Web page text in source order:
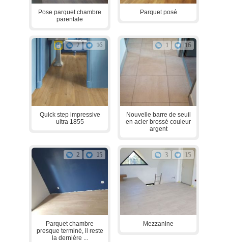
Pose parquet chambre
parentale
Parquet posé
2 16
Quick step impressive
ultra 1855
1 16
Nouvelle barre de seuil
en acier brossé couleur
argent
2 15
Parquet chambre
presque terminé, il reste
la dernière ...
3 15
Mezzanine